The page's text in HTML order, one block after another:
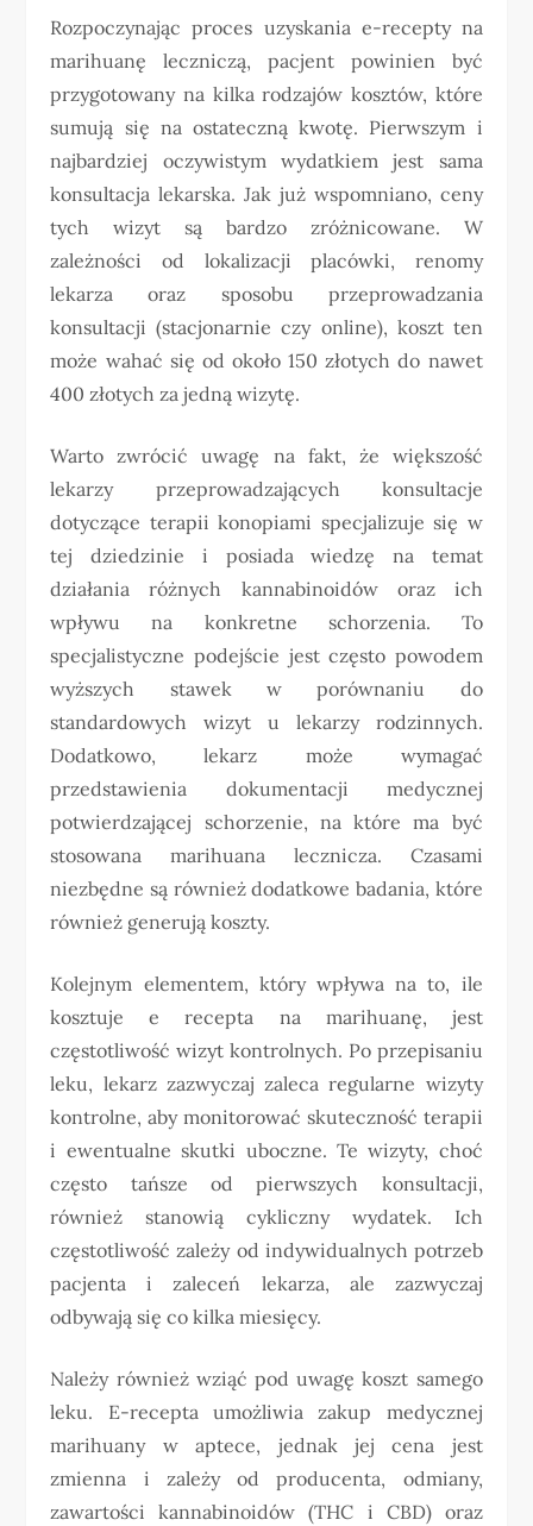
Rozpoczynając proces uzyskania e-recepty na
marihuanę leczniczą, pacjent powinien być
przygotowany na kilka rodzajów kosztów, które
sumują się na ostateczną kwotę. Pierwszym i
najbardziej oczywistym wydatkiem jest sama
konsultacja lekarska. Jak już wspomniano, ceny
tych wizyt są bardzo zróżnicowane. W
zależności od lokalizacji placówki, renomy
lekarza oraz sposobu przeprowadzania
konsultacji (stacjonarnie czy online), koszt ten
może wahać się od około 150 złotych do nawet
400 złotych za jedną wizytę.
Warto zwrócić uwagę na fakt, że większość
lekarzy przeprowadzających konsultacje
dotyczące terapii konopiami specjalizuje się w
tej dziedzinie i posiada wiedzę na temat
działania różnych kannabinoidów oraz ich
wpływu na konkretne schorzenia. To
specjalistyczne podejście jest często powodem
wyższych stawek w porównaniu do
standardowych wizyt u lekarzy rodzinnych.
Dodatkowo, lekarz może wymagać
przedstawienia dokumentacji medycznej
potwierdzającej schorzenie, na które ma być
stosowana marihuana lecznicza. Czasami
niezbędne są również dodatkowe badania, które
również generują koszty.
Kolejnym elementem, który wpływa na to, ile
kosztuje e recepta na marihuanę, jest
częstotliwość wizyt kontrolnych. Po przepisaniu
leku, lekarz zazwyczaj zaleca regularne wizyty
kontrolne, aby monitorować skuteczność terapii
i ewentualne skutki uboczne. Te wizyty, choć
często tańsze od pierwszych konsultacji,
również stanowią cykliczny wydatek. Ich
częstotliwość zależy od indywidualnych potrzeb
pacjenta i zaleceń lekarza, ale zazwyczaj
odbywają się co kilka miesięcy.
Należy również wziąć pod uwagę koszt samego
leku. E-recepta umożliwia zakup medycznej
marihuany w aptece, jednak jej cena jest
zmienna i zależy od producenta, odmiany,
zawartości kannabinoidów (THC i CBD) oraz